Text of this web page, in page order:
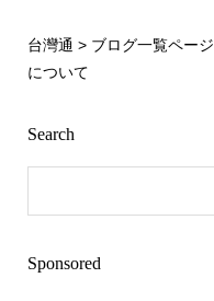
台灣通 > ブログ一覧ページ
について
Search
Sponsored